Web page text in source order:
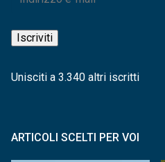
mail
Iscriviti
Unisciti a 3.340 altri iscritti
ARTICOLI SCELTI PER VOI